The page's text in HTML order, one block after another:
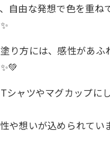
自由な発想で色を重
り方には、感性があ
シャツやマグカップに
や想いが込められてい